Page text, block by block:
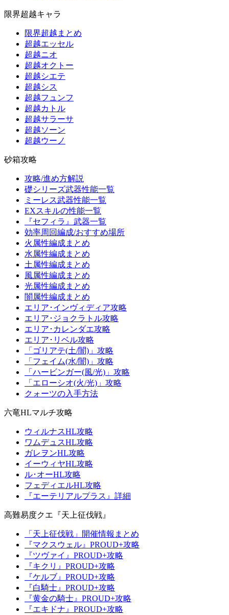
限界超越キャラ
限界超越まとめ
超越エッセル
超越ニオ
超越オクトー
超越シエテ
超越シス
超越フュンフ
超越カトル
超越サラーサ
超越ソーン
超越ウーノ
砂箱攻略
攻略/進め方解説
礎シリーズ武器性能一覧
ミーレス武器性能一覧
EXスキルの性能一覧
『セフィラ』武器一覧
効率周回編成/おすすめ場所
火属性編成まとめ
水属性編成まとめ
土属性編成まとめ
風属性編成まとめ
光属性編成まとめ
闇属性編成まとめ
エリア･インヴィディア攻略
エリア･ジョクラトル攻略
エリア･カレンダエ攻略
エリア･リベル攻略
「ゴリアテ(土/闇)」攻略
「フェイム(水/闇)」攻略
「ハービンガー(風/光)」攻略
「エローシオ(火/光)」攻略
クォーツの入手方法
六竜HLマルチ攻略
ウィルナスHL攻略
ワムデュスHL攻略
ガレヲンHL攻略
イーウィヤHL攻略
ル･オーHL攻略
フェディエルHL攻略
『エーテリアルプラス』詳細
高難易度クエ『天上征伐戦』
「天上征伐戦」開催情報まとめ
『マクスウェル』PROUD+攻略
『ツヴァイ』PROUD+攻略
『キクリ』PROUD+攻略
『ケルブ』PROUD+攻略
『白騎士』PROUD+攻略
『黄金の騎士』PROUD+攻略
『エキドナ』PROUD+攻略